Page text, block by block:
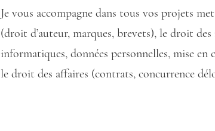
Je vous accompagne dans tous vos projets
(droit d’auteur, marques, brevets), le droit
informatiques, données personnelles, mise
le droit des affaires (contrats, concurrence